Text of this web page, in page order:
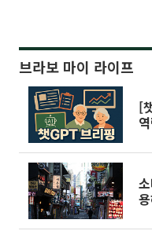
브라보 마이 라이프
[